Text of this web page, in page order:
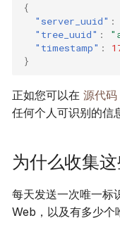
{
"server_uuid" :
"tree_uuid" :
"timestamp" :
}
正如您可以在 源代码
任何个人可识别的信
为什么收集
每天发送一次唯一标
Web，以及有多少个